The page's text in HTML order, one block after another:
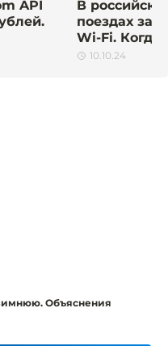
API
В
поездах
Wi-Fi. Когда
10.10.24
Объяснения